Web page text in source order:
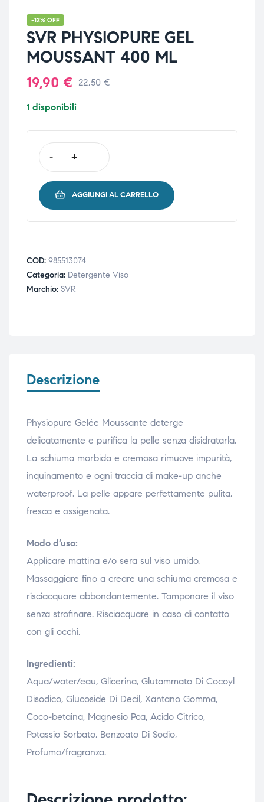
-12% OFF
SVR PHYSIOPURE GEL
MOUSSANT 400 ML
22,50€
19,90 €
1 disponibili
- +
AGGIUNGI AL CARRELLO
COD: 985513074
Categoria: Detergente Viso
Marchio: SVR
Descrizione
Physiopure Gelée Moussante deterge
delicatamente e purifica la pelle senza disidratarla.
La schiuma morbida e cremosa rimuove impurità,
inquinamento e ogni traccia di make-up anche
waterproof. La pelle appare perfettamente pulita,
fresca e ossigenata.
Modo d’uso:
Applicare mattina e/o sera sul viso umido.
Massaggiare fino a creare una schiuma cremosa e
risciacquare abbondantemente. Tamponare il viso
senza strofinare. Risciacquare in caso di contatto
con gli occhi.
Ingredienti:
Aqua/water/eau, Glicerina, Glutammato Di Cocoyl
Disodico, Glucoside Di Decil, Xantano Gomma,
Coco-betaina, Magnesio Pca, Acido Citrico,
Potassio Sorbato, Benzoato Di Sodio,
Profumo/fragranza.